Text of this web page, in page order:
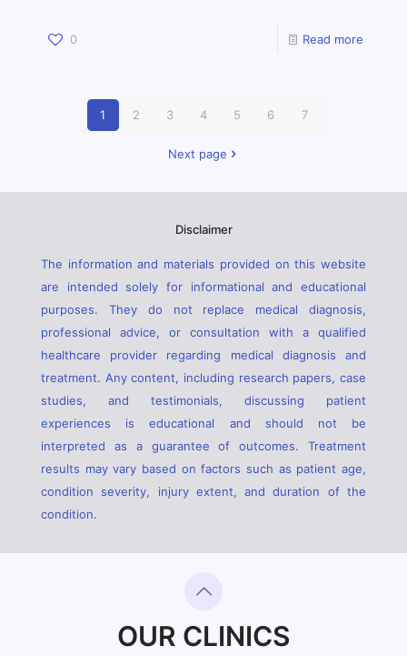
0 Read more
1 2 3 4 5 6 7
Next page
Disclaimer
The information and materials provided on this website
are intended solely for informational and educational
purposes. They do not replace medical diagnosis,
professional advice, or consultation with a qualified
healthcare provider regarding medical diagnosis and
treatment. Any content, including research papers, case
studies, and testimonials, discussing patient
experiences is educational and should not be
interpreted as a guarantee of outcomes. Treatment
results may vary based on factors such as patient age,
condition severity, injury extent, and duration of the
condition.
OUR CLINICS